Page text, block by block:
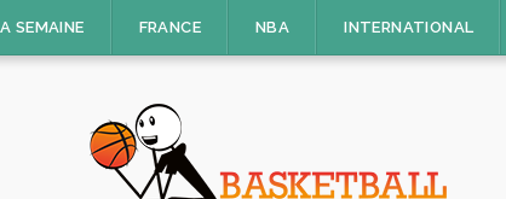
SEMAINE FRANCE NBA INTERNATIONAL